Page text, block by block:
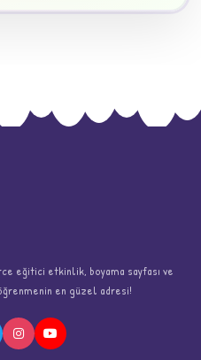
eğitici etkinlik, boyama sayfası ve
en güzel adresi!